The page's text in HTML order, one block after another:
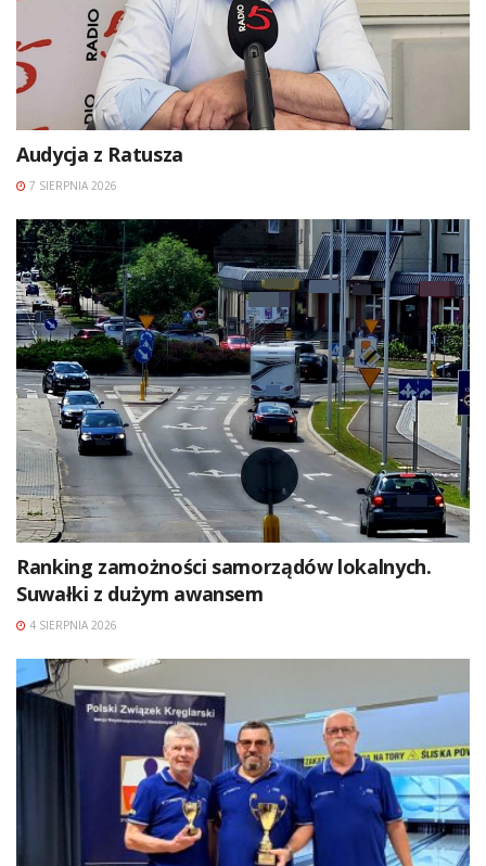
Audycja z Ratusza
7 SIERPNIA 2026
Ranking zamożności samorządów lokalnych.
Suwałki z dużym awansem
4 SIERPNIA 2026